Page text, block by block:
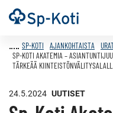
Siirry
sisältöön
Etusivu
SP-KOTI AJANKOHTAISTA
SP-KOTI AKATEMIA –
TÄRKEÄÄ
24.5.2024 UUTISET